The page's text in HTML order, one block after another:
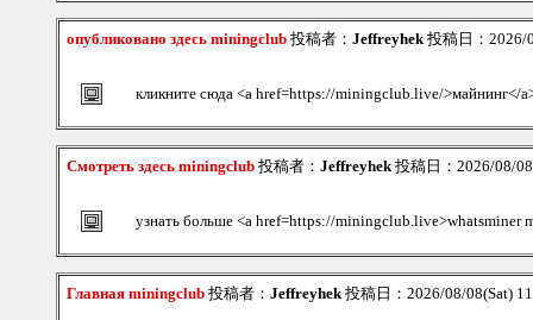
опубликовано здесь miningclub 投稿者： Jeffreyhek投稿日：2026/
кликните сюда <a href=https://miningclub.live/>майнинг</
Смотреть здесь miningclub 投稿者： Jeffreyhek投稿日：2026/08/
узнать больше <a href=https://miningclub.live>whatsminer
Главная miningclub 投稿者： Jeffreyhek投稿日：2026/08/08(Sat)